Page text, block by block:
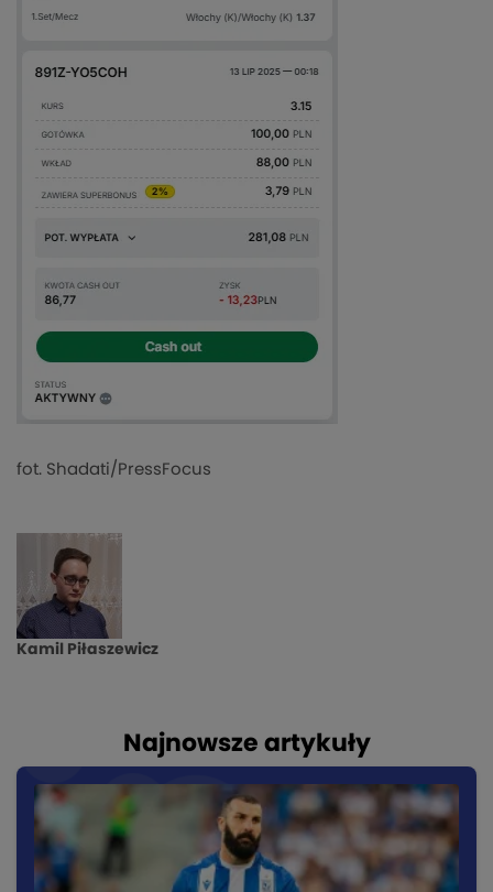
fot. Shadati/PressFocus
Kamil Piłaszewicz
Najnowsze artykuły